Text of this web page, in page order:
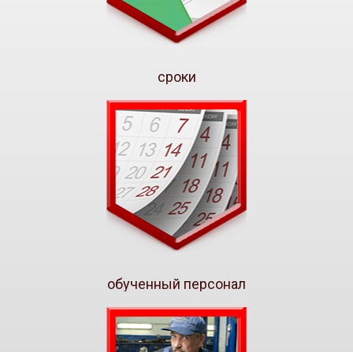
сроки
обученный персонал